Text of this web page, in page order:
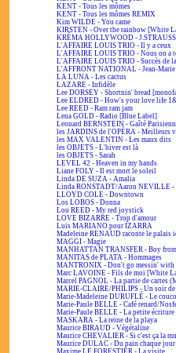
KENT - Tous les mômes
KENT - Tous les mômes REMIX
Kim WILDE - You came
KIRSTEN - Over the rainbow [White
KRÉMA HOLLYWOOD - J.STRAUSS
L'AFFAIRE LOUIS TRIO - Il y a ceux
L'AFFAIRE LOUIS TRIO - Nous on a
L'AFFAIRE LOUIS TRIO - Succès de
L'AFFRONT NATIONAL - Jean-Marie
LA LUNA - Les cactus
LAZARE - Infidèle
Lee DORSEY - Shortnin' bread
Lee ELDRED - How's your love life
Lee REED - Ram ram jam
Lena GOLD - Radio [Blue Label]
Leonard BERNSTEIN - Gaîté
les JARDINS de l'OPÉRA - Meilleurs
les MAX VALENTIN - Les maux dits
les OBJETS - L'hiver est là
les OBJETS - Sarah
LEVEL 42 - Heaven in my hands
Liane FOLY - Il est mort le soleil
Linda DE SUZA - Amalia
Linda RONSTADT/Aaron NEVILLE -
LLOYD COLE - Downtown
Los LOBOS - Donna
Lou REED - My red joystick
LOVE BIZARRE - Trop d'amour
Luis MARIANO pour IZARRA
Madeleine RENAUD raconte le palais
MAGGI - Magie
MANHATTAN TRANSFER - Boy
MANITAS de PLATA - Hommages
MANTRONIX - Don't go messin' with
Marc LAVOINE - Fils de moi [White
Marcel PAGNOL - La partie de cartes
MARIE-CLAIRE/PHILIPS - Un soir de
Marie-Madeleine DURUFLÉ - Le
Marie-Paule BELLE - Café renard/
Marie-Paule BELLE - La petite écriture
MASKARA - La reine de la playa
Maurice BIRAUD - Végétaline
Maurice CHEVALIER - Si c'est ça la
Maurice DULAC - Du pain chaque
Maxime LE FORESTIER - La visite